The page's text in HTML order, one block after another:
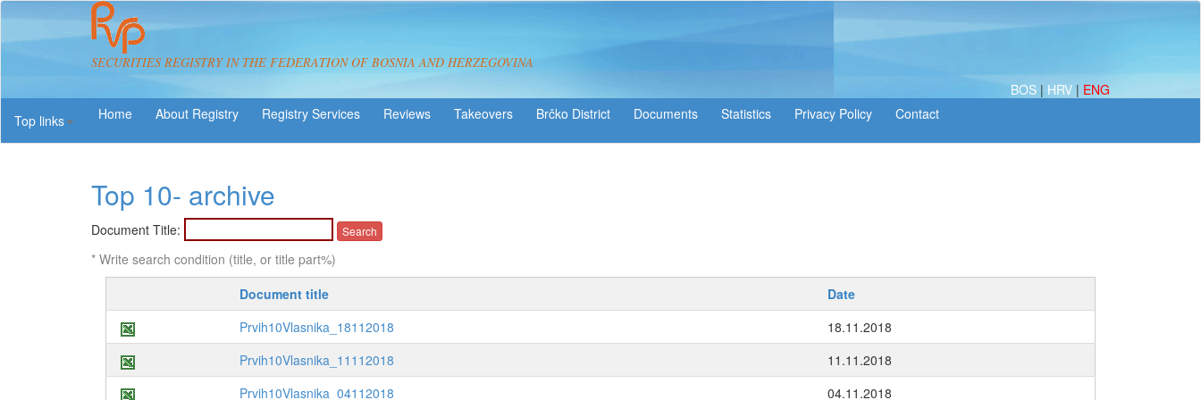
SECURITIES REGISTRY IN THE FEDERATION OF BOSNIA AND HERZEGOVINA
BOS | HRV | ENG
Top links
About Registry Registry Services Reviews Takeovers Brčko District Statistics
Top 10- archive
Document Title:
* Write search condition (title, or title part%)
Document title
Date
Prvih10Vlasnika_18112018
18.11.2018
Prvih10Vlasnika_11112018
11.11.2018
Prvih10Vlasnika_04112018
04.11.2018